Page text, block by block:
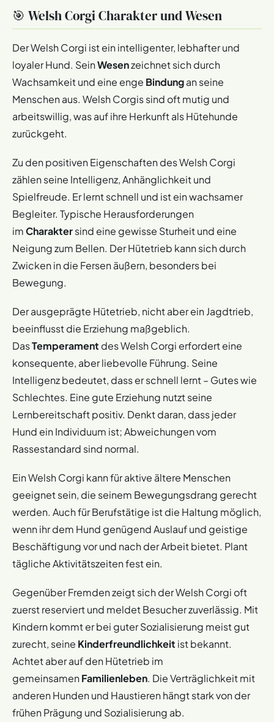
🎯 Welsh Corgi Charakter und Wesen
Der Welsh Corgi ist ein intelligenter, lebhafter und
loyaler Hund. SeinWesenzeichnet sich durch
Wachsamkeit und eine enge Bindungan seine
Menschen aus. Welsh Corgis sind oft mutig und
arbeitswillig, was auf ihre Herkunft als Hütehunde
zurückgeht.
Zu den positiven Eigenschaften des Welsh Corgi
zählen seine Intelligenz, Anhänglichkeit und
Spielfreude. Er lernt schnell und ist ein wachsamer
Begleiter. Typische Herausforderungen
imCharaktersind eine gewisse Sturheit und eine
Neigung zum Bellen. Der Hütetrieb kann sich durch
Zwicken in die Fersen äußern, besonders bei
Bewegung.
Der ausgeprägte Hütetrieb, nicht aber ein Jagdtrieb,
beeinflusst die Erziehung maßgeblich.
DasTemperament des Welsh Corgi erfordert eine
konsequente, aber liebevolle Führung. Seine
Intelligenz bedeutet, dass er schnell lernt – Gutes wie
Schlechtes. Eine gute Erziehung nutzt seine
Lernbereitschaft positiv. Denkt daran, dass jeder
Hund ein Individuum ist; Abweichungen vom
Rassestandard sind normal.
Ein Welsh Corgi kann für aktive ältere Menschen
geeignet sein, die seinem Bewegungsdrang gerecht
werden. Auch für Berufstätige ist die Haltung möglich,
wenn ihr dem Hund genügend Auslauf und geistige
Beschäftigung vor und nach der Arbeit bietet. Plant
tägliche Aktivitätszeiten fest ein.
Gegenüber Fremden zeigt sich der Welsh Corgi oft
zuerst reserviert und meldet Besucher zuverlässig. Mit
Kindern kommt er bei guter Sozialisierung meist gut
zurecht, seine Kinderfreundlichkeit ist bekannt.
Achtet aber auf den Hütetrieb im
gemeinsamenFamilienleben. Die Verträglichkeit mit
anderen Hunden und Haustieren hängt stark von der
frühen Prägung und Sozialisierung ab.